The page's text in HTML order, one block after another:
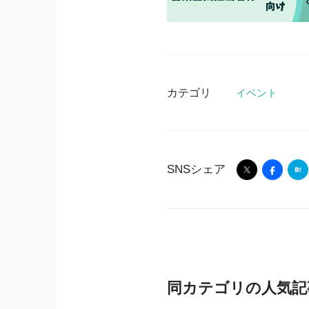
カテゴリ イベント
SNSシェア
同カテゴリの人気